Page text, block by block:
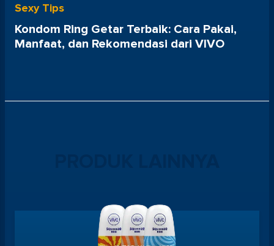
Sexy Tips
Kondom Ring Getar Terbaik: Cara Pakai,
Manfaat, dan Rekomendasi dari VIVO